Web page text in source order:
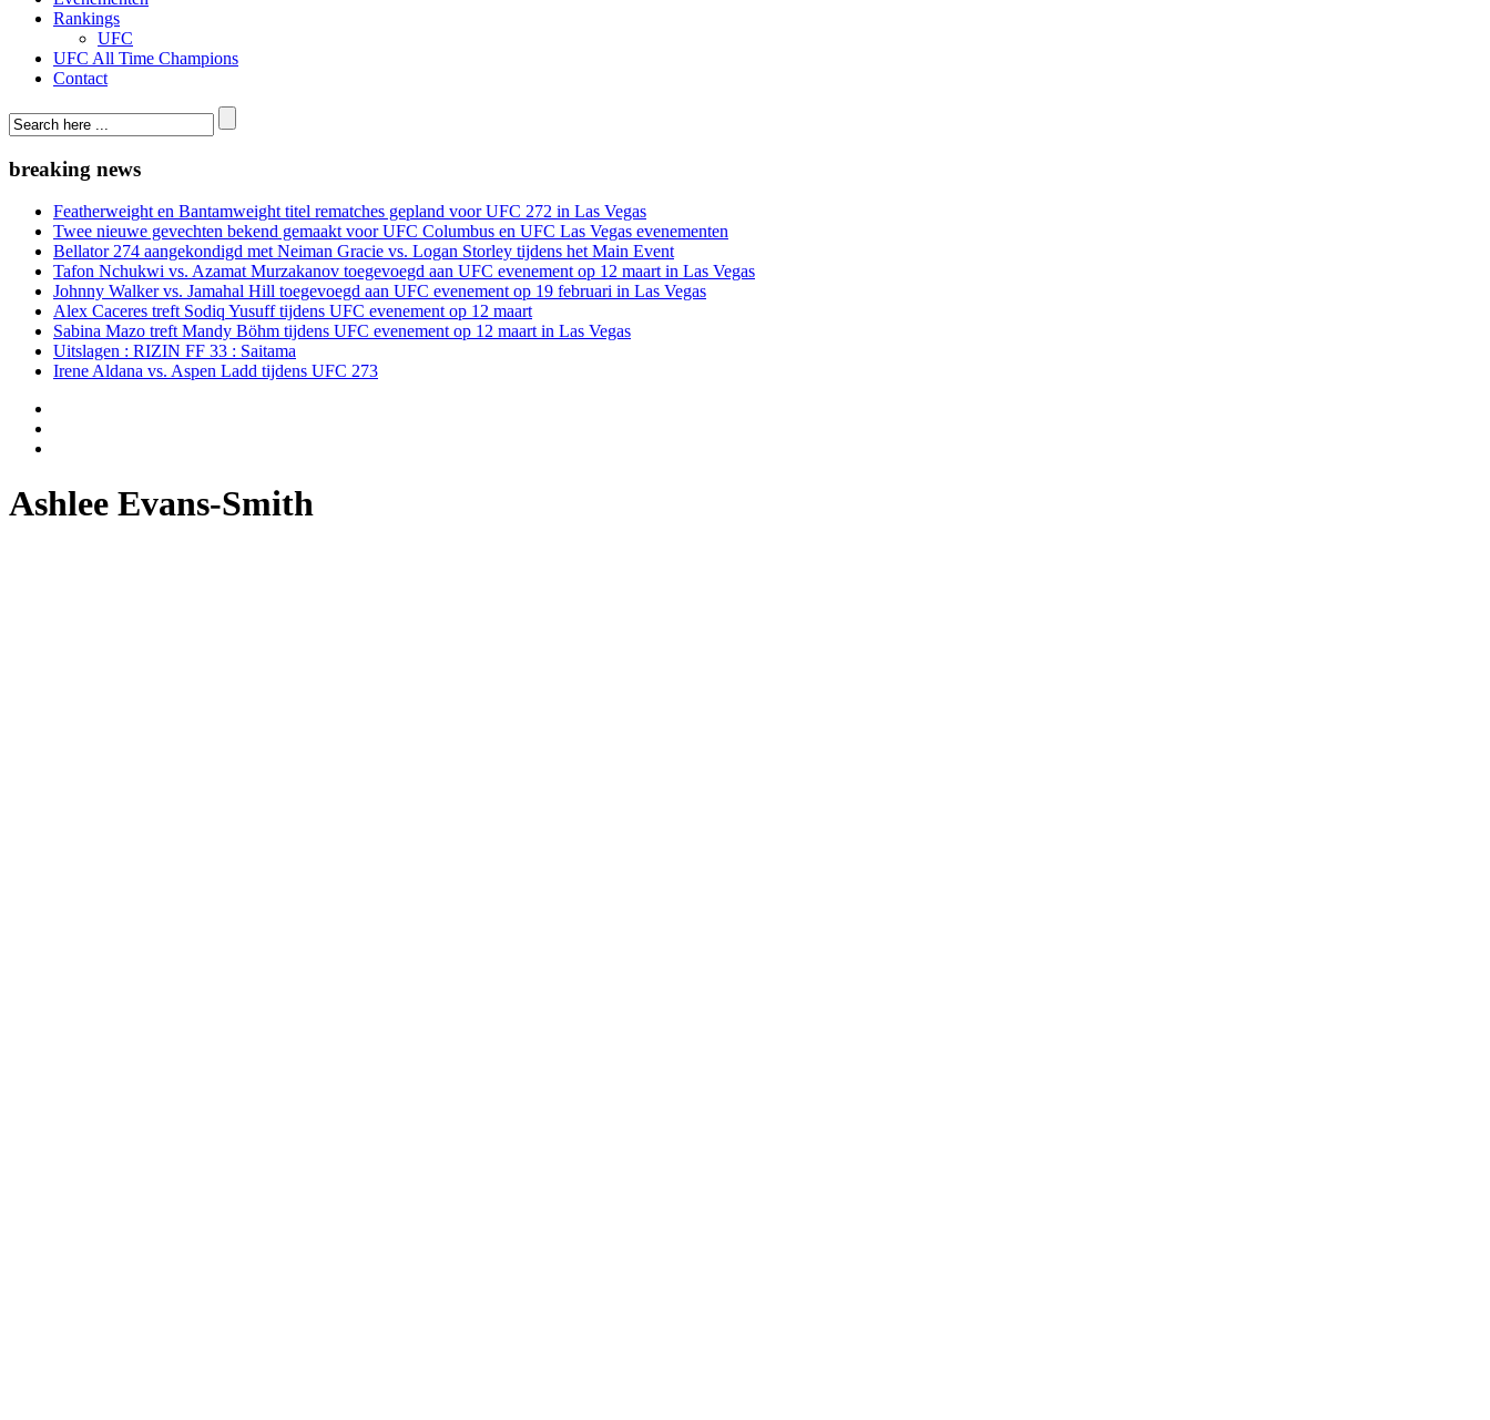
Rankings
UFC
UFC All Time Champions
Contact
breaking news
Featherweight en Bantamweight titel rematches gepland voor UFC 272 in Las Vegas
Twee nieuwe gevechten bekend gemaakt voor UFC Columbus en UFC Las Vegas evenementen
Bellator 274 aangekondigd met Neiman Gracie vs. Logan Storley tijdens het Main Event
Tafon Nchukwi vs. Azamat Murzakanov toegevoegd aan UFC evenement op 12 maart in Las Vegas
Johnny Walker vs. Jamahal Hill toegevoegd aan UFC evenement op 19 februari in Las Vegas
Alex Caceres treft Sodiq Yusuff tijdens UFC evenement op 12 maart
Sabina Mazo treft Mandy Böhm tijdens UFC evenement op 12 maart in Las Vegas
Uitslagen : RIZIN FF 33 : Saitama
Irene Aldana vs. Aspen Ladd tijdens UFC 273
Ashlee Evans-Smith